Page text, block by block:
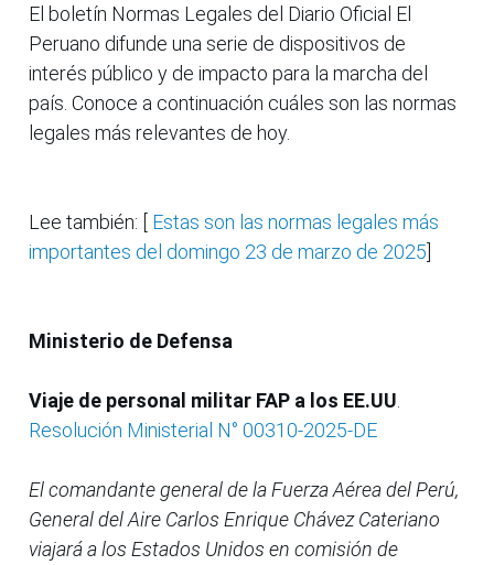
El boletín Normas Legales del Diario Oficial El
Peruano difunde una serie de dispositivos de
interés público y de impacto para la marcha del
país. Conoce a continuación cuáles son las normas
legales más relevantes de hoy.
Lee también: [ Estas son las normas legales más
importantes del domingo 23 de marzo de 2025
Ministerio de Defensa
Viaje de personal militar FAP a los EE.UU
Resolución Ministerial N° 00310-2025-DE
El comandante general de la Fuerza Aérea del Perú,
General del Aire Carlos Enrique Chávez Cateriano
viajará a los Estados Unidos en comisión de